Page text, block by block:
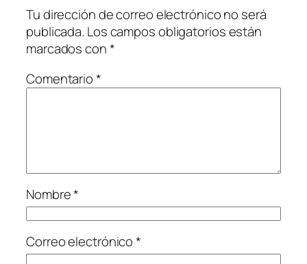
Tu dirección de correo electrónico no será
publicada. Los campos obligatorios están
marcados con*
Comentario*
Nombre*
Correo electrónico*